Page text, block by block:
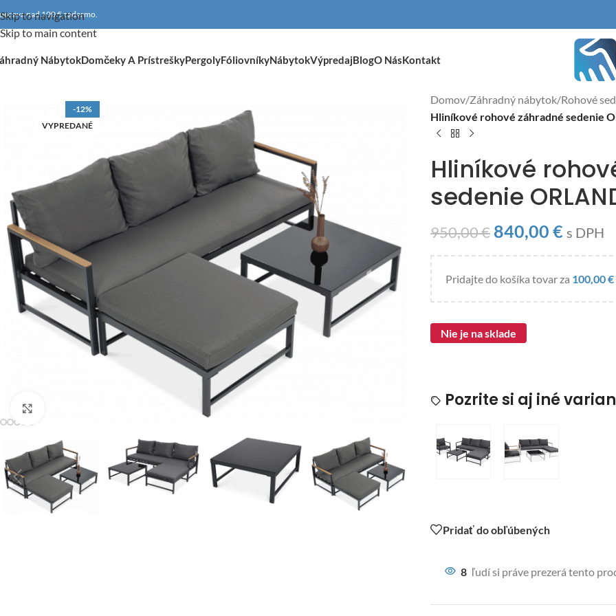
Skip to navigation
Skip to main content
nad 100 € zadarmo.
NábytokDomčeky A PrístreškyPergolyFóliovníkyNábytokVýpredajBlogO NásKontakt
-12%
VYPREDANÉ
Domov/Záhradný nábytok/Rohové
Hliníkové rohové záhradné sedenie
Hliníkové
sedenie
950,00€ 840,00 € s DPH
Pridajte do košíka tovar za 100,00€
Nie je na sklade
Pozrite si aj iné
Pridať do obľúbených
8 ľudí si práve prezerá tento